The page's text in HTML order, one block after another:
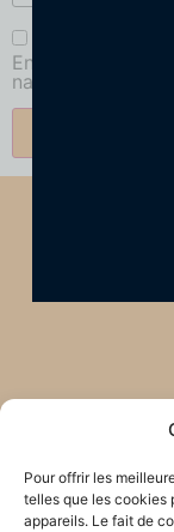
Pour offrir les
telles que les cookies
appareils. Le fait de
Enregistrer mon
navigateur pour